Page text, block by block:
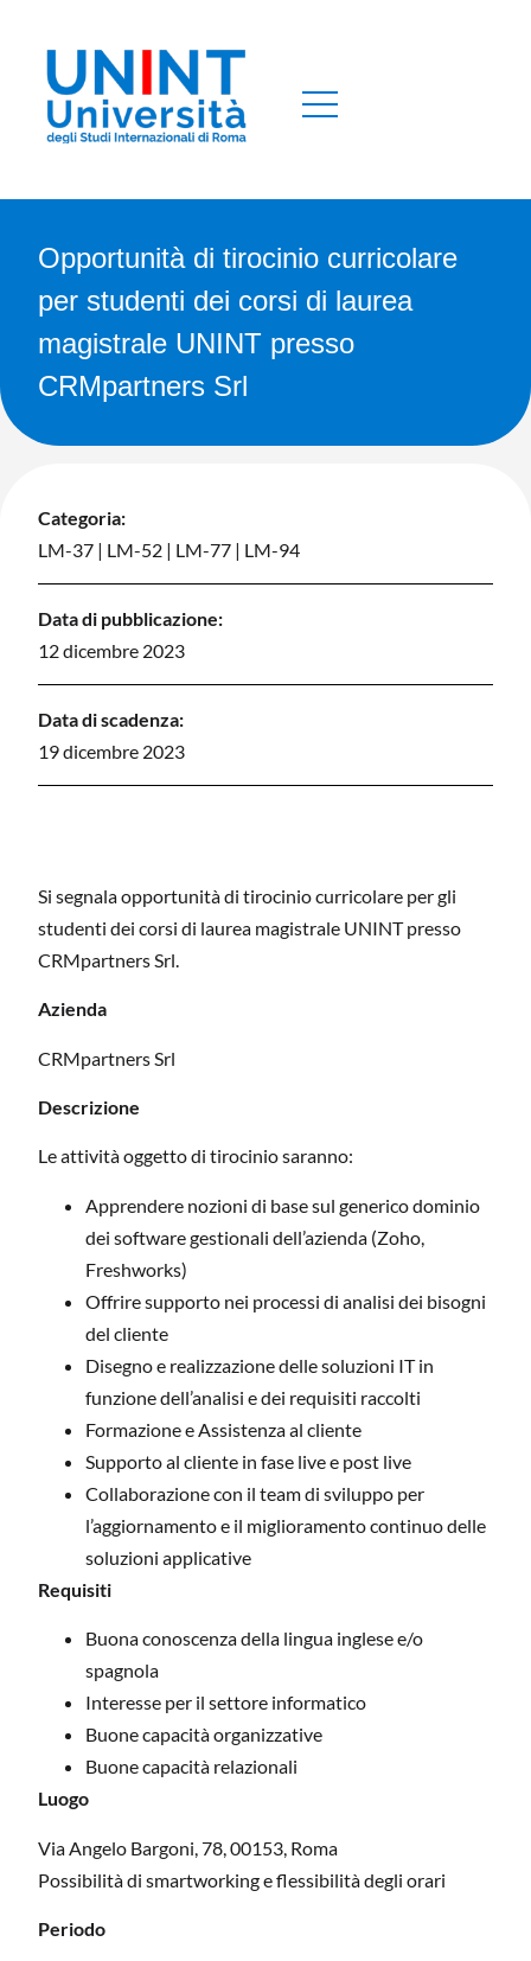
Opportunità di tirocinio curricolare
per studenti dei corsi di laurea
magistrale UNINT presso
CRMpartners Srl
Categoria:
LM-37 | LM-52 | LM-77 | LM-94
Data di pubblicazione:
12 dicembre 2023
Data di scadenza:
19 dicembre 2023
Si segnala opportunità di tirocinio curricolare per gli
studenti dei corsi di laurea magistrale UNINT presso
CRMpartners Srl.
Azienda
CRMpartners Srl
Descrizione
Le attività oggetto di tirocinio saranno:
Apprendere nozioni di base sul generico dominio
dei software gestionali dell’azienda (Zoho,
Freshworks)
Offrire supporto nei processi di analisi dei bisogni
del cliente
Disegno e realizzazione delle soluzioni IT in
funzione dell’analisi e dei requisiti raccolti
Formazione e Assistenza al cliente
Supporto al cliente in fase live e post live
Collaborazione con il team di sviluppo per
l’aggiornamento e il miglioramento continuo delle
soluzioni applicative
Requisiti
Buona conoscenza della lingua inglese e/o
spagnola
Interesse per il settore informatico
Buone capacità organizzative
Buone capacità relazionali
Luogo
Via Angelo Bargoni, 78, 00153, Roma
Possibilità di smartworking e flessibilità degli orari
Periodo